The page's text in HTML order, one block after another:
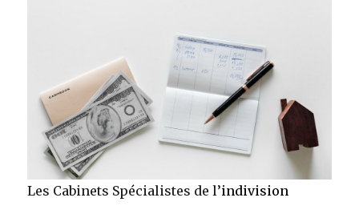
Les Cabinets Spécialistes de l’indivision